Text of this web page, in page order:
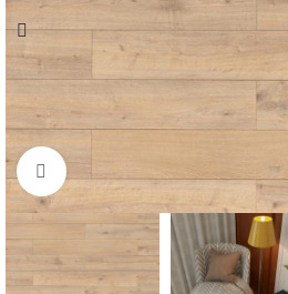
Нажмите для увеличения